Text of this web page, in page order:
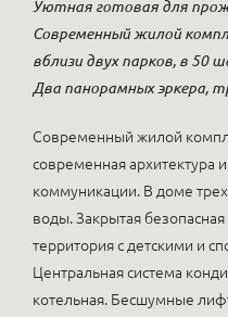
Уютная готовая для
Современный жилой
вблизи двух парков, в 50
Два панорамных эркера,
Современный жилой
современная
коммуникации. В доме
воды. Закрытая
территория с детскими и
Центральная система
котельная. Бесшумные